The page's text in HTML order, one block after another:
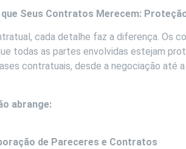
Seus Contratos Merecem:
cada detalhe faz a diferença. Os
todas as partes envolvidas estejam
contratuais, desde a negociação até
abrange:
de Pareceres e Contratos